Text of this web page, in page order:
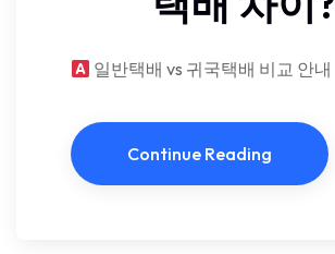
일반택배 vs 귀국택배 비교 안내
Continue Reading